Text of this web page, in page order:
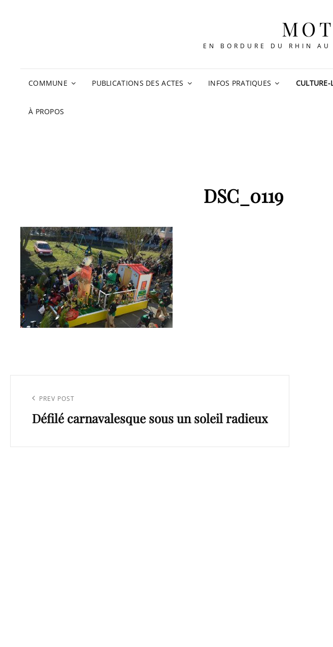
EN BORDURE DU RHIN
COMMUNE PUBLICATIONS DES ACTES INFOS PRATIQUES CULTURE-
À PROPOS
DSC_0119
l’article
Previous
Post
PREV POST
Défilé carnavalesque sous un soleil radieux